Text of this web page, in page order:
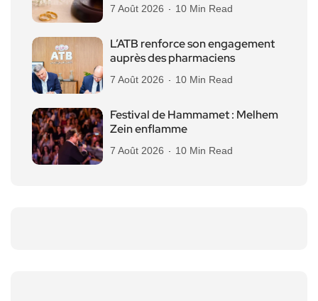
7 Août 2026 10 Min Read
L’ATB renforce son engagement
auprès des pharmaciens
7 Août 2026 10 Min Read
Festival de Hammamet : Melhem
Zein enflamme
7 Août 2026 10 Min Read